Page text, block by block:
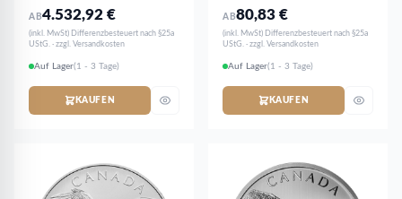
AB4.532,92€
(inkl. MwSt) Differenzbesteuert nach §25a
UStG. · zzgl. Versandkosten
Auf Lager(1 - 3 Tage)
KAUFEN
AB80,83€
(inkl. MwSt) Differenzbesteuert nach §25a
UStG. · zzgl. Versandkosten
Auf Lager(1 - 3 Tage)
KAUFEN